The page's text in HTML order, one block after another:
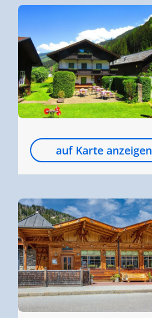
auf Karte anzeigen